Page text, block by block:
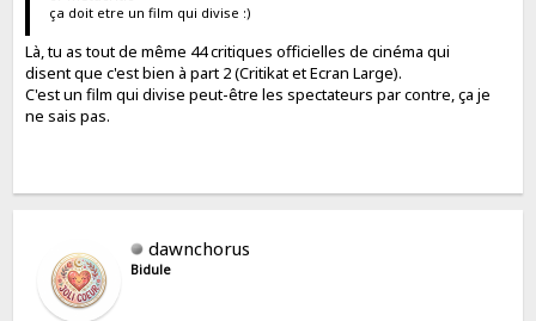
ça doit etre un film qui divise :)
Là, tu as tout de même 44 critiques officielles de cinéma qui
disent que c'est bien à part 2 (Critikat et Ecran Large).
C'est un film qui divise peut-être les spectateurs par contre, ça je
ne sais pas.
dawnchorus
Bidule